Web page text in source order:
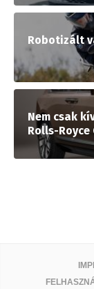
Robotizált
Nem csak
Rolls-